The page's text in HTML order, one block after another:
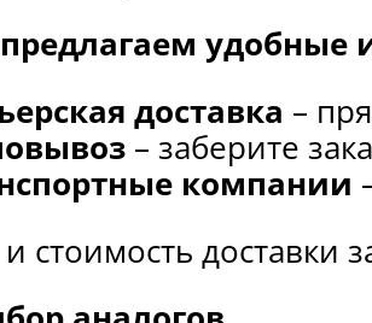
удобные
доставка –
– заберите
компании
стоимость доставки